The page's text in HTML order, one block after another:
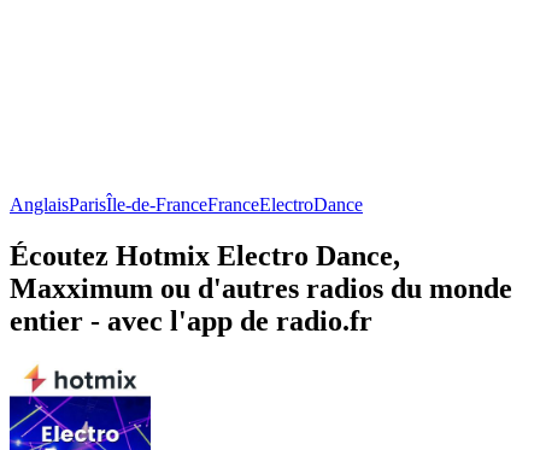
AnglaisParisÎle-de-FranceFranceElectroDance
Écoutez Hotmix Electro Dance,
Maxximum ou d'autres radios du monde
entier - avec l'app de radio.fr